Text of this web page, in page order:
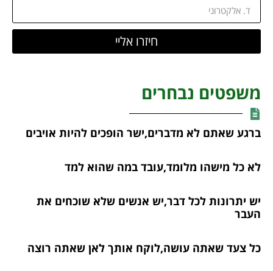
חיזרו אליי
משפטים נבחרים
ברגע שאתם לא מדברים,ישר הופכים להיות אויבים
לא כל מישהו מלומד,עובד במה שהוא למד
יש יתרונות לכל דבר,יש אנשים שלא שוכחים את
העבר
כל צעד שאתה עושה,לוקח אותך לאן שאתה רוצה